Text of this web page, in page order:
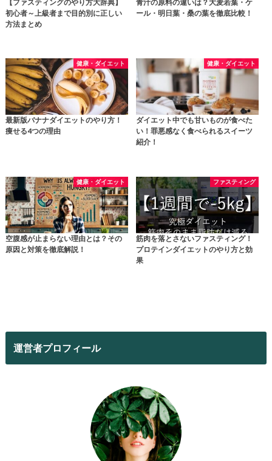
【ファスティングのやり方大辞典】
初心者～上級者まで目的別に正しい
方法まとめ
青汁の原料の違いは？大麦若葉・ケ
ール・明日葉・桑の葉を徹底比較！
健康・ダイエット
最新版バナナダイエットのやり方！
痩せる4つの理由
健康・ダイエット
ダイエット中でも甘いものが食べた
い！罪悪感なく食べられるスイーツ
紹介！
健康・ダイエット
空腹感が止まらない理由とは？その
原因と対策を徹底解説！
ファスティング
筋肉を落とさないファスティング！
プロテインダイエットのやり方と効
果
運営者プロフィール